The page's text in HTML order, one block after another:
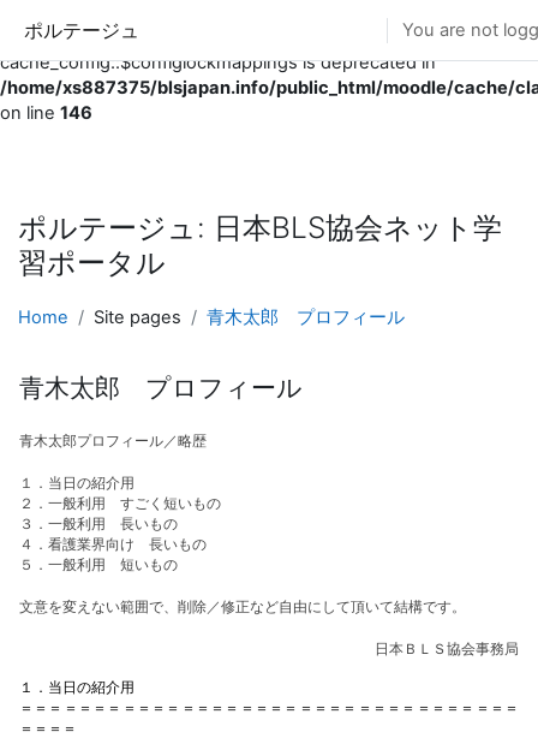
Deprecated: Creation of dynamic property
cache_config::$configlockmappings is deprecated in
/home/xs887375/blsjapan.info/public_html/moodle/cache/
on line 146
ポルテージュ You are not
ポルテージュ: 日本BLS協会ネット学
習ポータル
Home Site pages 青木太郎 プロフィール
青木太郎 プロフィール
青木太郎プロフィール／略歴
１．当日の紹介用
２．一般利用 すごく短いもの
３．一般利用 長いもの
４．看護業界向け 長いもの
５．一般利用 短いもの
文意を変えない範囲で、削除／修正など自由にして頂いて結構です。
日本ＢＬＳ協会事務局
１．当日の紹介用
＝＝＝＝＝＝＝＝＝＝＝＝＝＝＝＝＝＝＝＝＝＝＝＝＝＝＝＝＝＝＝＝＝＝
＝＝＝＝